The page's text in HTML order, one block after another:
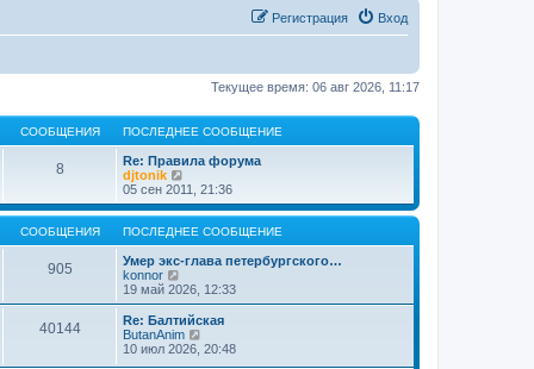
Вход
Регистрация
Текущее время: 06 авг 2026, 11:17
СООБЩЕНИЯ ПОСЛЕДНЕЕ СООБЩЕНИЕ
8
Re: Правила форума
djtonik
е
р
е
й
т
и
п
о
с
л
е
05 сен 2011, 21:36
СООБЩЕНИЯ ПОСЛЕДНЕЕ СООБЩЕНИЕ
905
Умер экс-глава петербургского…
konnor
е
р
е
й
т
19 май 2026, 12:33
40144
Re: Балтийская
ButanAnim
е
10 июл 2026, 20:48